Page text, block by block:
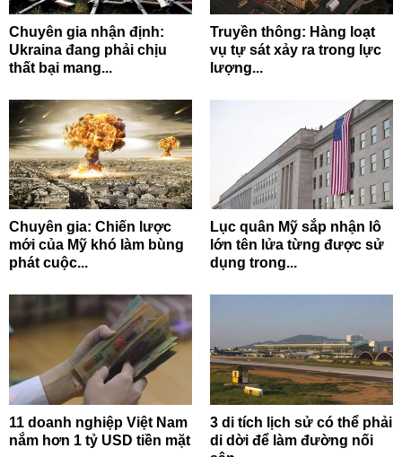
Chuyên gia nhận định:
Ukraina đang phải chịu
thất bại mang...
Truyền thông: Hàng loạt
vụ tự sát xảy ra trong lực
lượng...
Chuyên gia: Chiến lược
mới của Mỹ khó làm bùng
phát cuộc...
Lục quân Mỹ sắp nhận lô
lớn tên lửa từng được sử
dụng trong...
11 doanh nghiệp Việt Nam
nắm hơn 1 tỷ USD tiền mặt
3 di tích lịch sử có thể phải
di dời để làm đường nối